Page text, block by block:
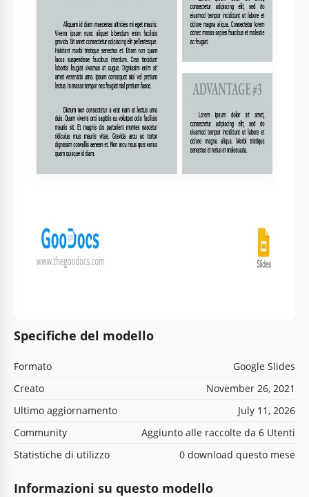
Specifiche del modello
Formato
Google Slides
Creato
November 26, 2021
Ultimo aggiornamento
July 11, 2026
Community
Aggiunto alle raccolte da 6 Utenti
Statistiche di utilizzo
0 download questo mese
Informazioni su questo modello